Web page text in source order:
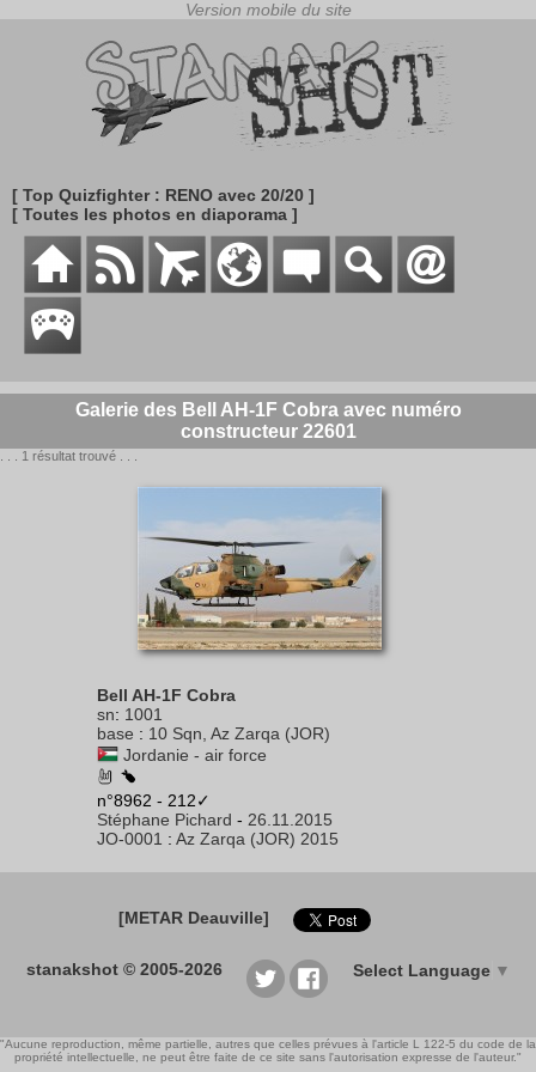
[ Top Quizfighter : RENO avec 20/20 ]
[ Toutes les photos en diaporama ]
Galerie des Bell AH-1F Cobra avec numéro
constructeur 22601
. . . 1 résultat trouvé . . .
Bell AH-1F Cobra
sn: 1001
base : 10 Sqn, Az Zarqa (JOR)
Jordanie - air force
n°8962 - 212✓
Stéphane Pichard - 26.11.2015
JO-0001 : Az Zarqa (JOR) 2015
[METAR Deauville]
stanakshot © 2005-2026 Select Language ▼
"Aucune reproduction, même partielle, autres que celles prévues à l'article L 122-5 du code de la
propriété intellectuelle, ne peut être faite de ce site sans l'autorisation expresse de l'auteur."